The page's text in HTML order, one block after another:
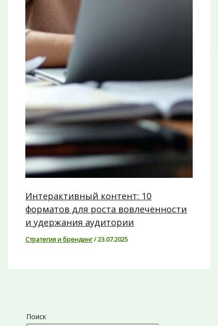
Интерактивный контент: 10
форматов для роста вовлеченности
и удержания аудитории
Стратегия и брендинг/23.07.2025
Поиск